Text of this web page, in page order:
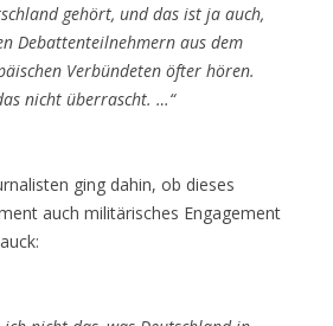
gehört, und das ist ja auch,
Debattenteilnehmern aus dem
Verbündeten öfter hören.
nicht überrascht. …“
ging dahin, ob dieses
auch militärisches Engagement